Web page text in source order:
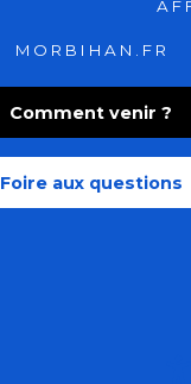
Comment venir ?
Foire aux questions
MORBIHAN.FR